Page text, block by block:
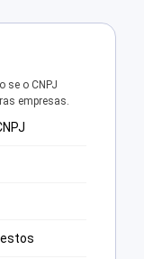
se o CNPJ
empresas.